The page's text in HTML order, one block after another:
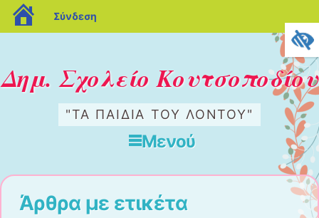
Δημ. Σχολείο Κουτσοποδίου
"ΤΑ ΠΑΙΔΙΆ ΤΟΥ ΛΌΝΤΟΥ"
Μενού
Άρθρα με ετικέτα
blogs.sch.gr
Σύνδεση